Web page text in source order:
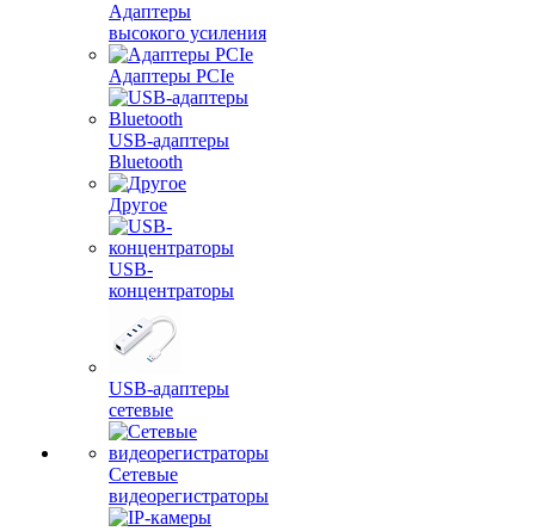
Адаптеры
высокого усиления
Адаптеры PCIe
USB-адаптеры
Bluetooth
Другое
USB-
концентраторы
USB-адаптеры
сетевые
Сетевые
видеорегистраторы